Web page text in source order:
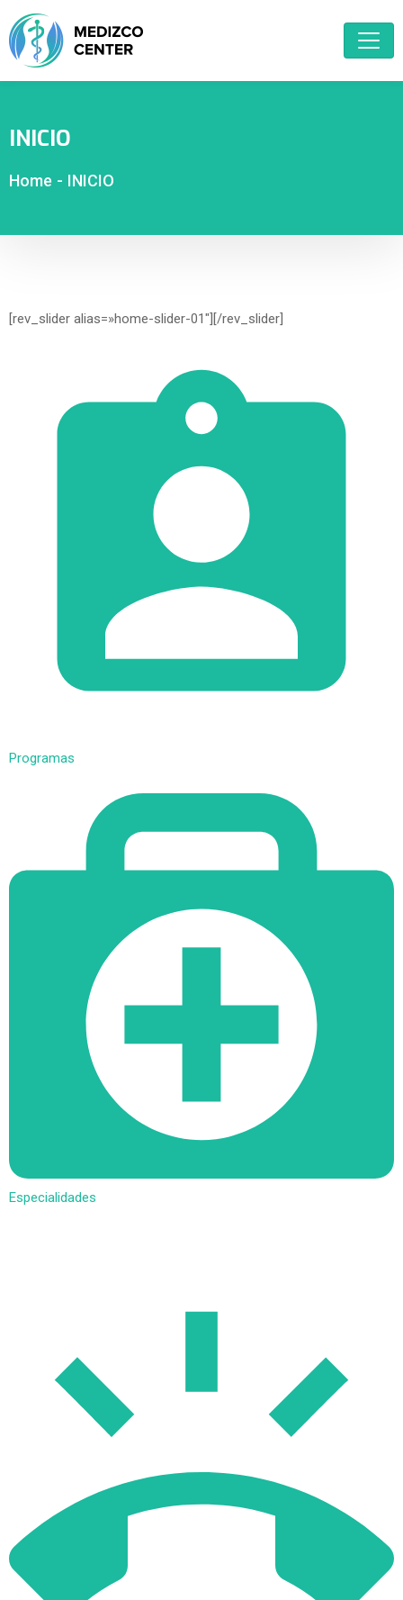
INICIO
Home - INICIO
[rev_slider alias=»home-slider-01″][/rev_slider]
Programas
Especialidades